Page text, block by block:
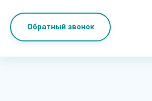
Обратный звонок